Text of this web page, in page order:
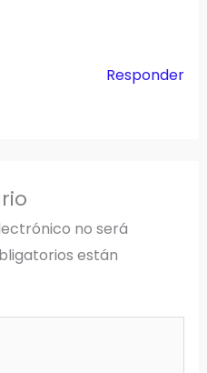
Responder
no será
están